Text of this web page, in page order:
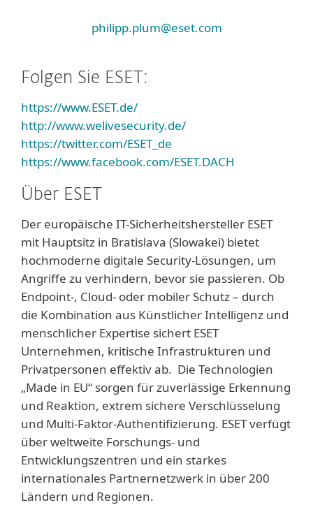
philipp.plum@eset.com
Folgen Sie ESET:
https://www.ESET.de/
http://www.welivesecurity.de/
https://twitter.com/ESET_de
https://www.facebook.com/ESET.DACH
Über ESET
Der europäische IT-Sicherheitshersteller ESET
mit Hauptsitz in Bratislava (Slowakei) bietet
hochmoderne digitale Security-Lösungen, um
Angriffe zu verhindern, bevor sie passieren. Ob
Endpoint-, Cloud- oder mobiler Schutz – durch
die Kombination aus Künstlicher Intelligenz und
menschlicher Expertise sichert ESET
Unternehmen, kritische Infrastrukturen und
Privatpersonen effektiv ab. Die Technologien
„Made in EU“ sorgen für zuverlässige Erkennung
und Reaktion, extrem sichere Verschlüsselung
und Multi-Faktor-Authentifizierung. ESET verfügt
über weltweite Forschungs- und
Entwicklungszentren und ein starkes
internationales Partnernetzwerk in über 200
Ländern und Regionen.